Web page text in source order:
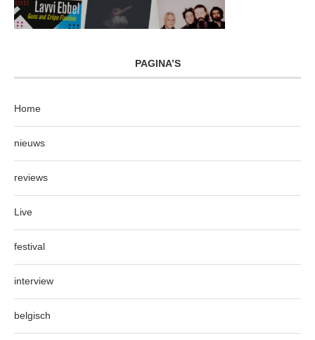
PAGINA’S
Home
nieuws
reviews
Live
festival
interview
belgisch